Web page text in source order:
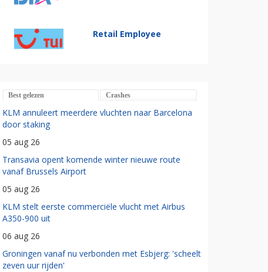
Retail Employee
Best gelezen Crashes
KLM annuleert meerdere vluchten naar Barcelona
door staking
05 aug 26
Transavia opent komende winter nieuwe route
vanaf Brussels Airport
05 aug 26
KLM stelt eerste commerciële vlucht met Airbus
A350-900 uit
06 aug 26
Groningen vanaf nu verbonden met Esbjerg: 'scheelt
zeven uur rijden'